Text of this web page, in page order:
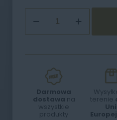
Kopytko
do
Standard
SQ
Darmowa
dostawa na
wszystkie
produkty
terenie